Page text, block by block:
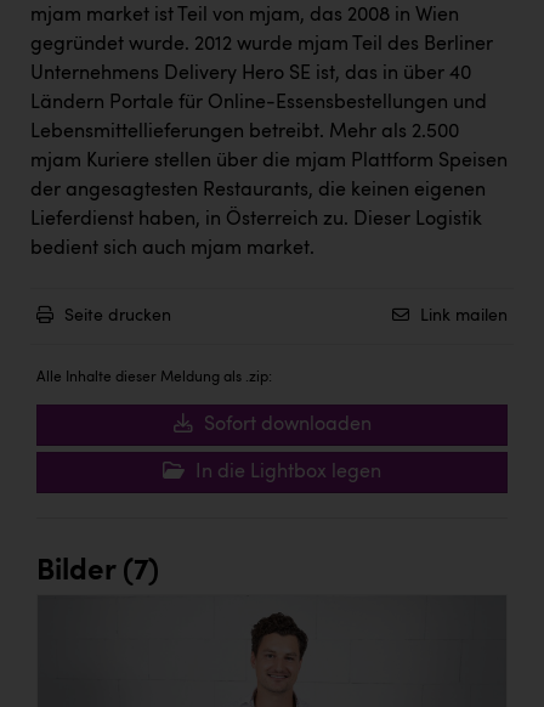
Dopgas
kunden basics
kontakt
mjam market ist Teil von mjam, das 2008 in Wien
gegründet wurde. 2012 wurde mjam Teil des Berliner
Unternehmens Delivery Hero SE ist, das in über 40
Ländern Portale für Online-Essensbestellungen und
Lebensmittellieferungen betreibt. Mehr als 2.500
mjam Kuriere stellen über die mjam Plattform Speisen
der angesagtesten Restaurants, die keinen eigenen
Lieferdienst haben, in Österreich zu. Dieser Logistik
bedient sich auch mjam market.
Seite drucken Link mailen
Alle Inhalte dieser Meldung als .zip:
Sofort downloaden
In die Lightbox legen
Bilder (7)